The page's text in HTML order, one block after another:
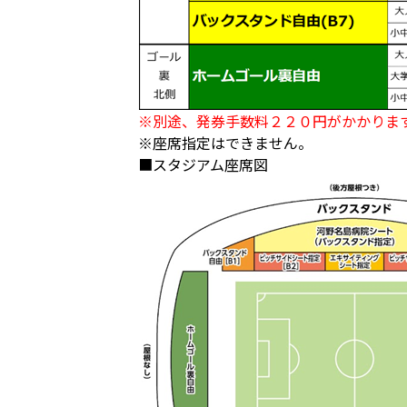
※別途、発券手数料２２０円がかかりま
※座席指定はできません。
■スタジアム座席図